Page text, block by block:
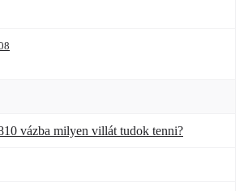
vázba milyen villát tudok tenni?